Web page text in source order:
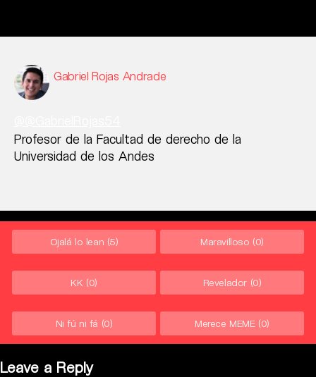
Gabriel Rojas Andrade
Profesor de la Facultad de derecho de la
Universidad de los Andes
Ojalá lo lean (5) Maravilloso (0)
KK (0) Revelador (0)
Ni fú ni fá (0) Merece MEME (0)
Leave a Reply